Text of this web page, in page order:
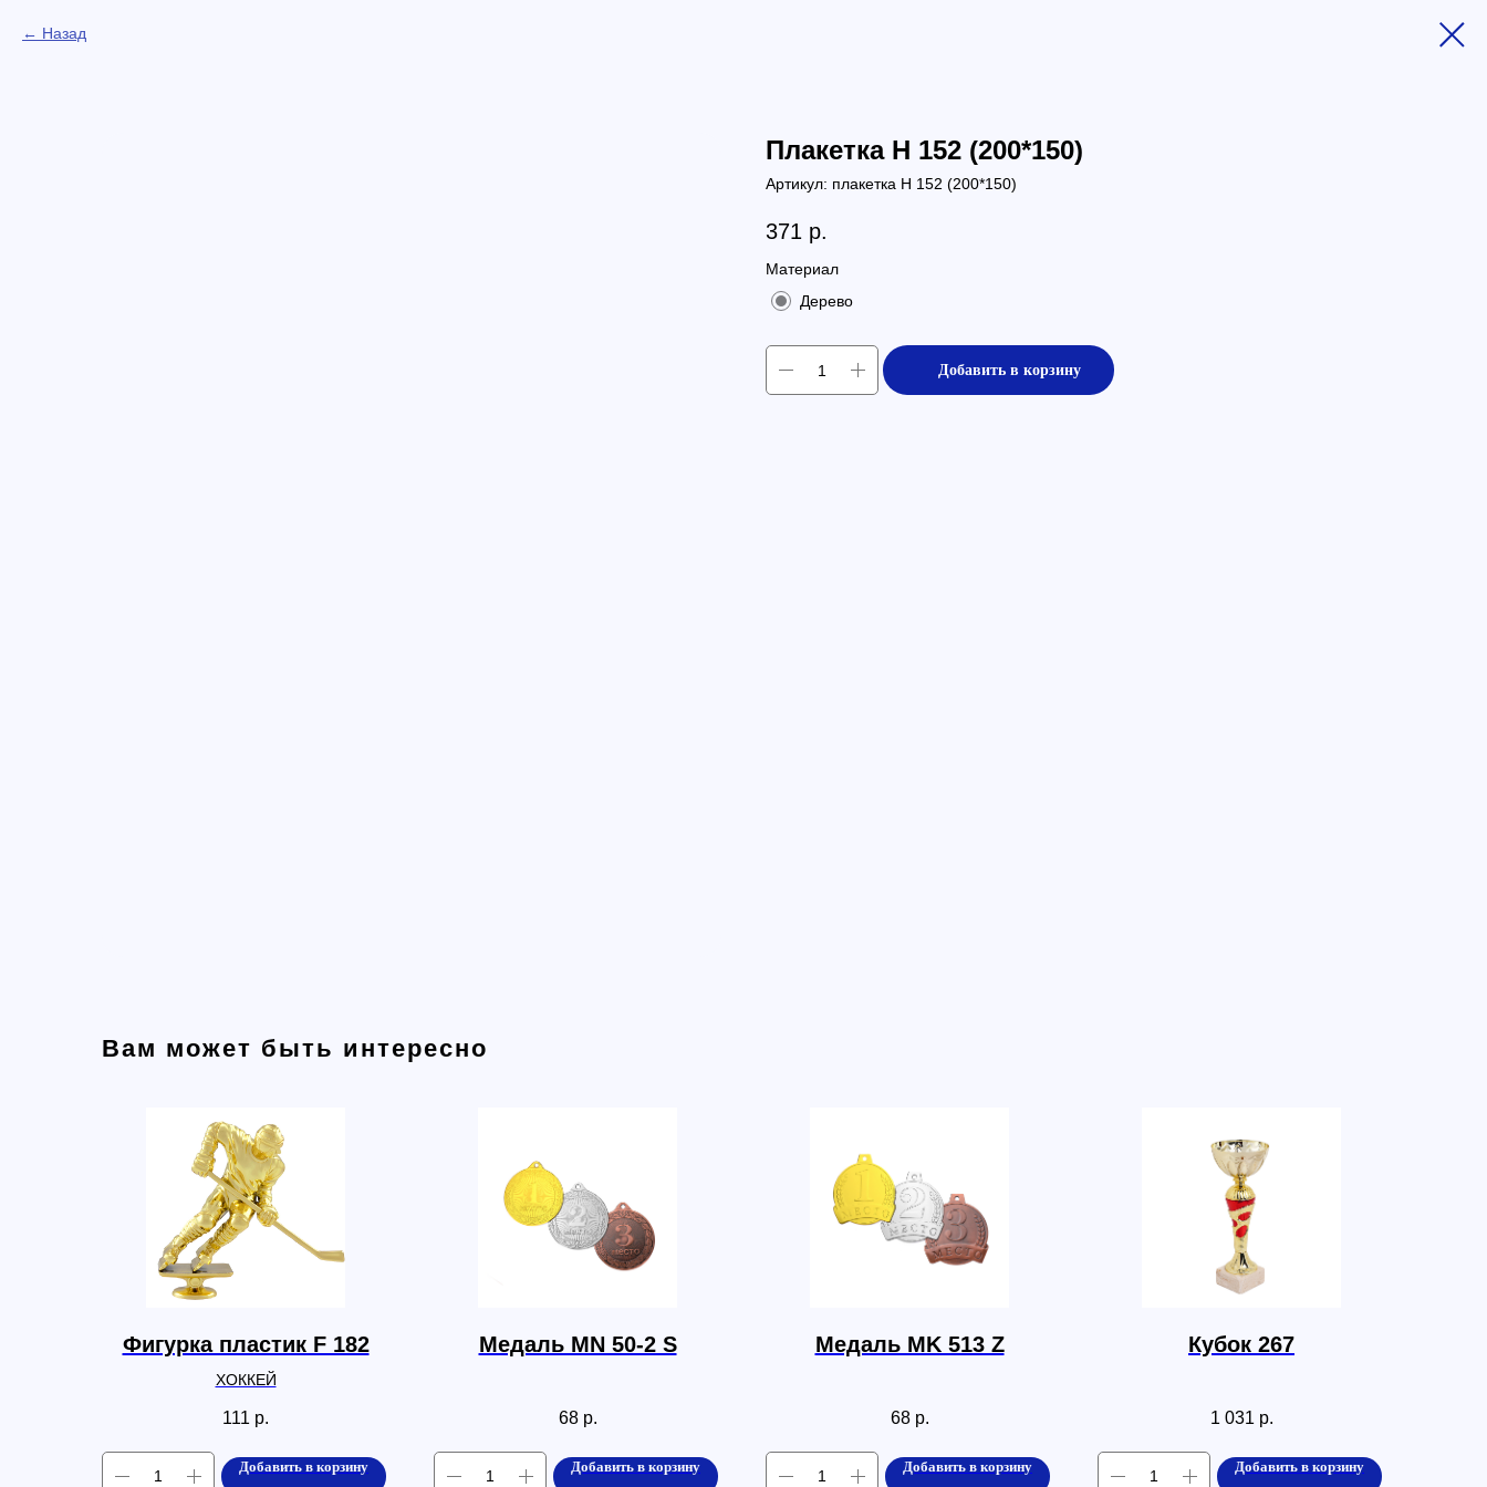
Назад
Плакетка Н 152 (200*150)
Артикул: плакетка Н 152 (200*150)
371 р.
Материал
Дерево
Добавить в корзину
Вам может быть интересно
Фигурка пластик F 182
ХОККЕЙ
111 р.
Добавить в корзину
Медаль МN 50-2 S
68 р.
Добавить в корзину
Медаль МK 513 Z
68 р.
Добавить в корзину
Кубок 267
1 031 р.
Добавить в корзину